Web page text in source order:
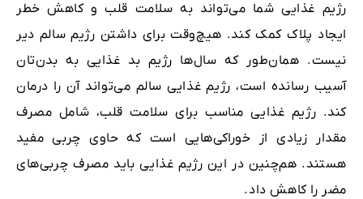
رژیم غذایی شما می‌تواند به سلامت قلب و کاهش خطر
ایجاد پلاک کمک کند. هیچ‌وقت برای داشتن رژیم سالم‌ دیر
نیست. همان‌طور که سال‌ها رژیم بد غذایی به بدن‌تان
آسیب رسانده است، رژیم غذایی سالم می‌تواند آن را درمان
کند. رژیم غذایی مناسب برای سلامت قلب، شامل مصرف
مقدار زیادی از خوراکی‌هایی است که حاوی چربی مفید
هستند. هم‌چنین در این رژیم غذایی باید مصرف چربی‌های
مضر را کاهش داد.